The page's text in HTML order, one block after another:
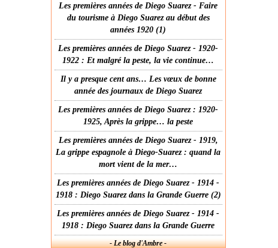
Les premières années de Diego Suarez - Faire
du tourisme à Diego Suarez au début des
années 1920 (1)
Les premières années de Diego Suarez - 1920-
1922 : Et malgré la peste, la vie continue…
Il y a presque cent ans… Les vœux de bonne
année des journaux de Diego Suarez
Les premières années de Diego Suarez : 1920-
1925, Après la grippe… la peste
Les premières années de Diego Suarez - 1919,
La grippe espagnole à Diego-Suarez : quand la
mort vient de la mer…
Les premières années de Diego Suarez - 1914 -
1918 : Diego Suarez dans la Grande Guerre (2)
Les premières années de Diego Suarez - 1914 -
1918 : Diego Suarez dans la Grande Guerre
- Le blog d'Ambre -